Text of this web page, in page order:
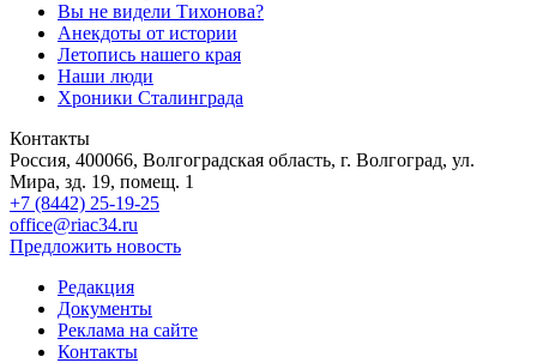
Вы не видели Тихонова?
Анекдоты от истории
Летопись нашего края
Наши люди
Хроники Сталинграда
Контакты
Россия, 400066, Волгоградская область, г. Волгоград, ул.
Мира, зд. 19, помещ. 1
+7 (8442) 25-19-25
office@riac34.ru
Предложить новость
Редакция
Документы
Реклама на сайте
Контакты